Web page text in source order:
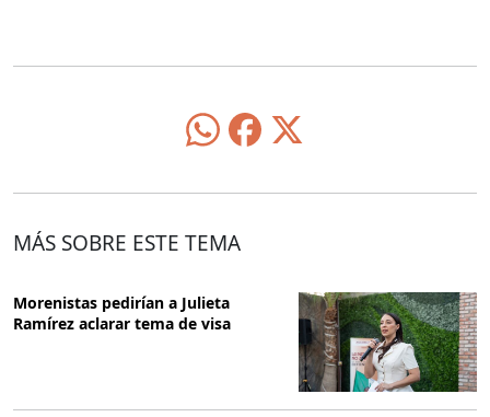
MÁS SOBRE ESTE TEMA
Morenistas pedirían a Julieta
Ramírez aclarar tema de visa